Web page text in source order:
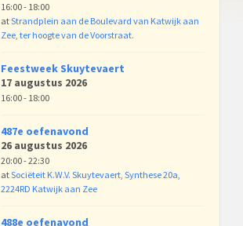
16:00 - 18:00
atStrandplein aan de Boulevard van Katwijk aan
Zee, ter hoogte van de Voorstraat.
Feestweek Skuytevaert
17 augustus 2026
16:00 - 18:00
487e oefenavond
26 augustus 2026
20:00 - 22:30
atSociëteit K.W.V. Skuytevaert, Synthese 20a,
2224RD Katwijk aan Zee
488e oefenavond